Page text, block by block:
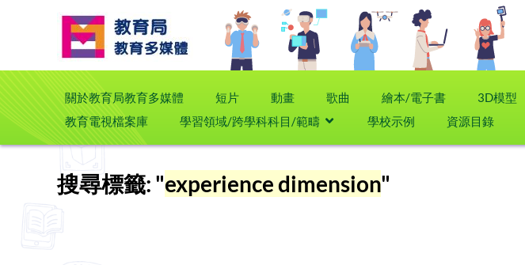
關於教育局教育多媒體 短片 動畫 歌曲 繪本/電子書 3D模型
教育電視檔案庫
學習領域/跨學科科目/範疇 學校示例 資源目錄
搜尋標籤: "experience dimension"